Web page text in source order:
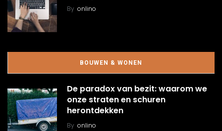
By onlino
BOUWEN & WONEN
De paradox van bezit: waarom we
onze straten en schuren
herontdekken
By onlino